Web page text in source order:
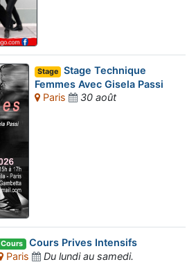
Stage
Stage Technique
Femmes Avec Gisela Passi
Paris
30 août
Cours Cours Prives Intensifs
Paris
Du lundi au samedi.